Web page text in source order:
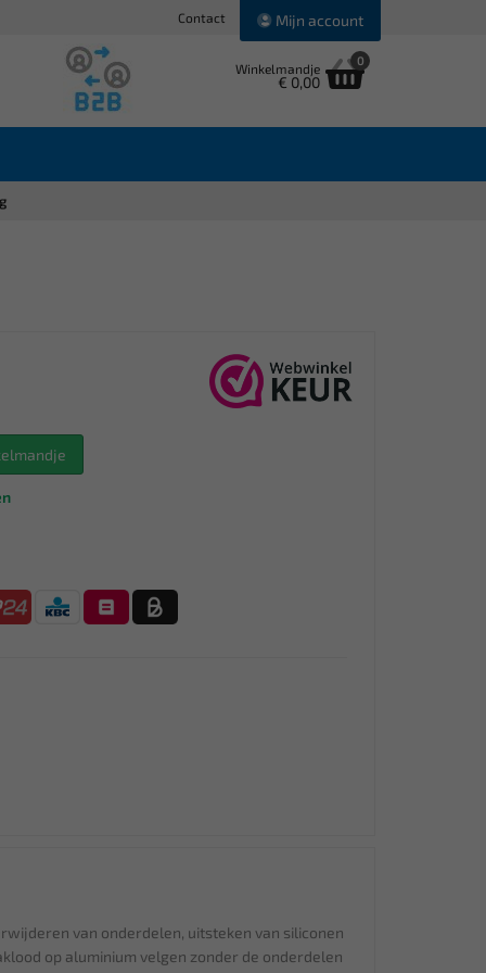
Contact Mijn account
Winkelmandje
€ 0,00
0
van onderdelen, uitsteken van siliconen
op aluminium velgen zonder de onderdelen